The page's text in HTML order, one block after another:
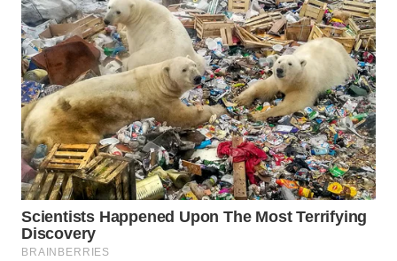
ADVOKAT
WAHANA
INFRASTRUKTUR
WAHANA
KONSUMEN
WAHANA
LISTRIK
WAHANA